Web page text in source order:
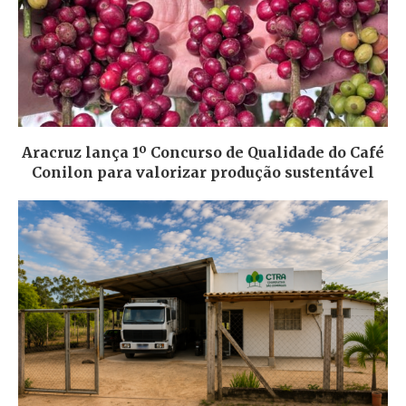
Aracruz lança 1º Concurso de Qualidade do Café
Conilon para valorizar produção sustentável